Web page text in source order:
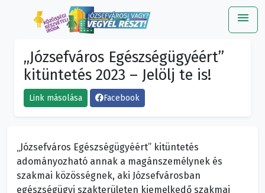
menu
„Józsefváros Egészségügyéért”
kitüntetés 2023 – Jelölj te is!
Link másolása Facebook
„Józsefváros Egészségügyéért” kitüntetés
adományozható annak a magánszemélynek és
szakmai közösségnek, aki Józsefvárosban
egészségügyi szakterületen kiemelkedő szakmai